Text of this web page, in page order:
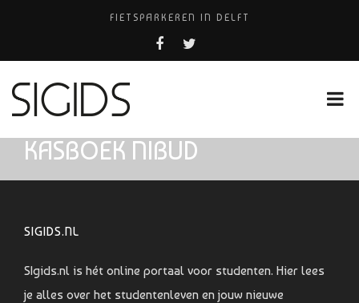
FIETSPARKEREN IN DELFT
PIZZERIA POMPEÏ ￼
COCKTAILS ON THE SPOT!
KASBOEK NIBUD
SIGIDS.NL
SIgids.nl is hét online portaal voor studenten. Hier lees
je alles over het studentenleven en jouw nieuwe